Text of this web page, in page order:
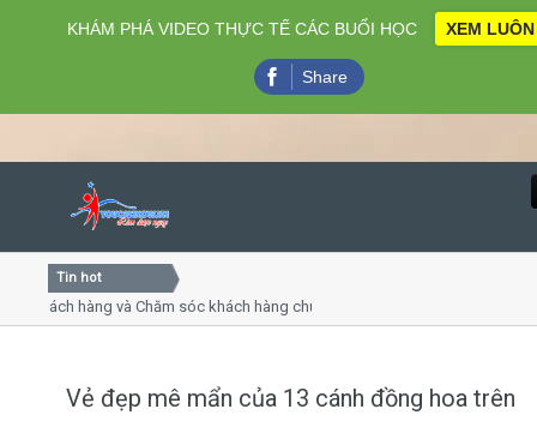
Close
Home
Tin hot
hàng và Chăm sóc khách hàng chuyên nghiệp
Vẻ đẹp mê mẩn của 13 cánh đồng hoa trên
KHÁM PHÁ VIDEO THỰC TẾ CÁC BUỔI HỌC XEM LUÔN
Share